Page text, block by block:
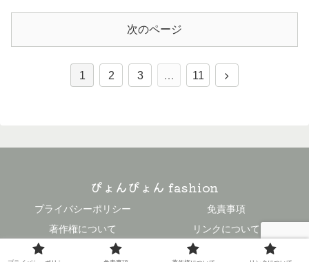
次のページ
1 2 3 … 11
次
ぴょんぴょん fashion
プライバシーポリシー
免責事項
著作権について
リンクについて
© 2023 ぴょんぴょん fashion.